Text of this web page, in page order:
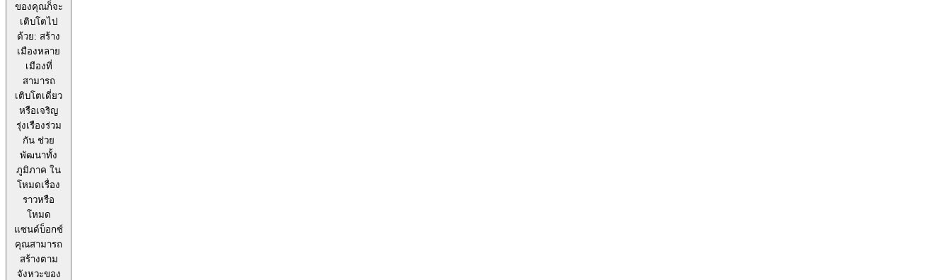
ของคุณก็จะ
เติบโตไป
ด้วย: สร้าง
เมืองหลาย
เมืองที่
สามารถ
เติบโตเดี่ยว
หรือเจริญ
รุ่งเรืองร่วม
กัน ช่วย
พัฒนาทั้ง
ภูมิภาค ใน
โหมดเรื่อง
ราวหรือ
โหมด
แซนด์บ็อกซ์
คุณสามารถ
สร้างตาม
จังหวะของ